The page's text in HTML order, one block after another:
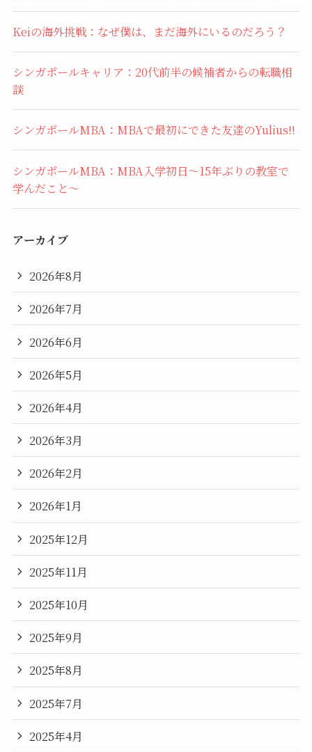
Keiの海外挑戦：なぜ僕は、まだ海外にいるのだろう？
シンガポールキャリア：20代前半の候補者からの転職相
談
シンガポールMBA：MBAで最初にできた友達のYulius!!
シンガポールMBA：MBA入学初日〜15年ぶりの教室で
学んだこと〜
アーカイブ
2026年8月
2026年7月
2026年6月
2026年5月
2026年4月
2026年3月
2026年2月
2026年1月
2025年12月
2025年11月
2025年10月
2025年9月
2025年8月
2025年7月
2025年4月